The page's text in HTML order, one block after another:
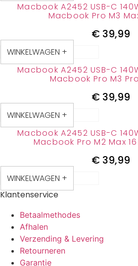
Macbook A2452 USB-C
Macbook Pro M3
€ 39,99
WINKELWAGEN +
Macbook A2452 USB-C
Macbook Pro M3
€ 39,99
WINKELWAGEN +
Macbook A2452 USB-C
Macbook Pro M2 Max
€ 39,99
WINKELWAGEN +
Klantenservice
Betaalmethodes
Afhalen
Verzending & Levering
Retourneren
Garantie